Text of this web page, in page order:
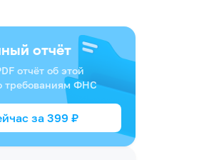
отчёт
отчёт об этой
требованиям ФНС
за 399 ₽